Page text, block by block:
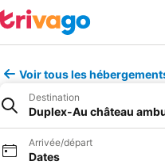
Voir tous les
Destination
Duplex-Au château
Arrivée/départ
Dates